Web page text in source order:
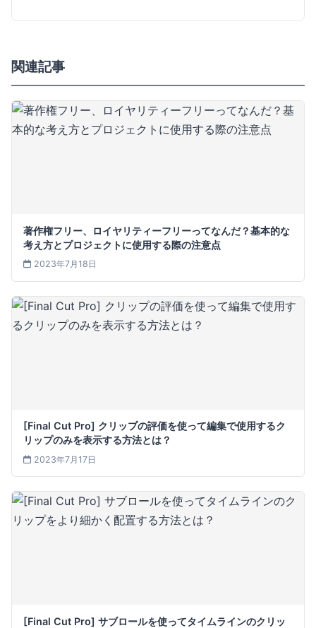
関連記事
著作権フリー、ロイヤリティーフリーってなんだ？基本的な
考え方とプロジェクトに使用する際の注意点
2023年7月18日
[Final Cut Pro] クリップの評価を使って編集で使用するク
リップのみを表示する方法とは？
2023年7月17日
[Final Cut Pro] サブロールを使ってタイムラインのクリッ